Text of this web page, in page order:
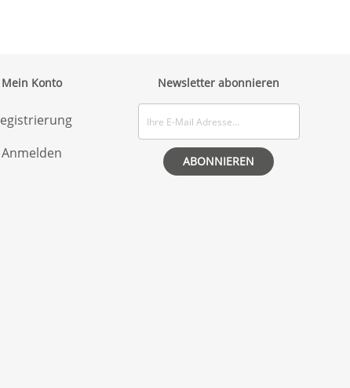
Mein Konto
Anmelden
Newsletter abonnieren